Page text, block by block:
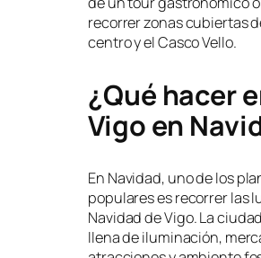
recorrer zonas cubiertas
centro y el Casco Vello.
¿Qué hacer
Vigo en
En Navidad, uno de los
populares es recorrer las
Navidad de Vigo. La
llena de iluminación,